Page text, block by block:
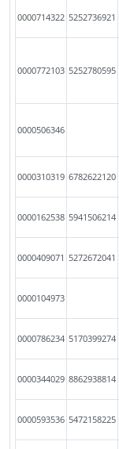
0000714322 5252736921
0000772103 5252780595
0000506346
0000310319 6782622120
0000162538 5941506214
0000409071 5272672041
0000104973
0000786234 5170399274
0000344029 8862938814
0000593536 5472158225